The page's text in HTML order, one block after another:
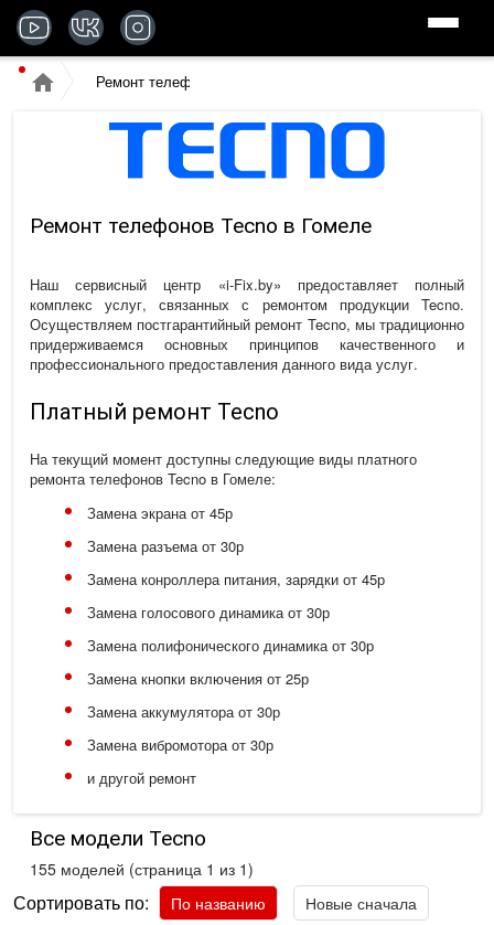
Ремонт телефонов
Ремонт телефонов Tecno в Гомеле
Наш сервисный центр «i-Fix.by» предоставляет полный
комплекс услуг, связанных с ремонтом продукции Tecno.
Осуществляем постгарантийныйремонт Tecno, мы традиционно
придерживаемся основных принципов качественного и
профессионального предоставления данного вида услуг.
Платный ремонт Tecno
На текущий момент доступны следующие виды платного
ремонта телефонов Tecno в Гомеле:
Замена экрана от 45р
Замена разъема от 30р
Замена конроллера питания, зарядки от 45р
Замена голосового динамика от 30р
Замена полифонического динамика от 30р
Замена кнопки включения от 25р
Замена аккумулятора от 30р
Замена вибромотора от 30р
и другой ремонт
Все модели Tecno
155 моделей (страница 1 из 1)
Сортировать по: По названию Новые сначала